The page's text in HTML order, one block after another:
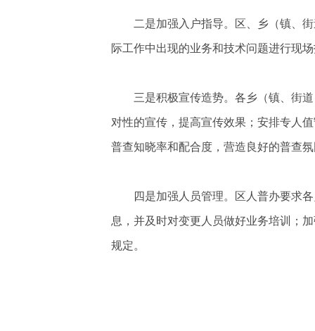
二是加强入户指导。区、乡（镇、
际工作中出现的业务和技术问题进行现
三是积极宣传造势。各乡（镇、街
对性的宣传，提高宣传效果；安排专人
普查知晓率和配合度，营造良好的普查
四是加强人员管理。区人普办要求
息，并及时对变更人员做好业务培训；
规定。